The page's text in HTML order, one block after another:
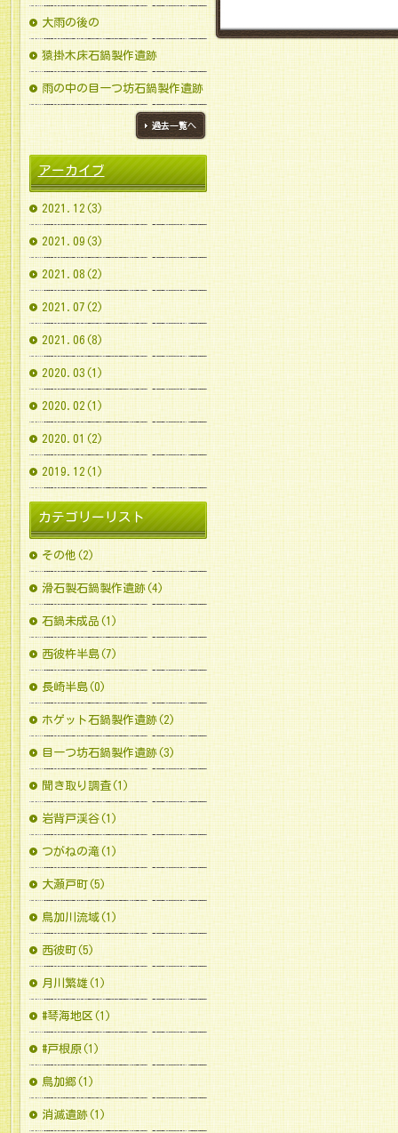
大雨の後の
猿掛木床石鍋製作遺跡
雨の中の目一つ坊石鍋製作遺跡
ブログ一覧へ
アーカイブ
2021.12(3)
2021.09(3)
2021.08(2)
2021.07(2)
2021.06(8)
2020.03(1)
2020.02(1)
2020.01(2)
2019.12(1)
カテゴリーリスト
その他(2)
滑石製石鍋製作遺跡(4)
石鍋未成品(1)
西彼杵半島(7)
長崎半島(0)
ホゲット石鍋製作遺跡(2)
目一つ坊石鍋製作遺跡(3)
聞き取り調査(1)
岩背戸渓谷(1)
つがねの滝(1)
大瀬戸町(5)
鳥加川流域(1)
西彼町(5)
月川繁雄(1)
#琴海地区(1)
#戸根原(1)
鳥加郷(1)
消滅遺跡(1)